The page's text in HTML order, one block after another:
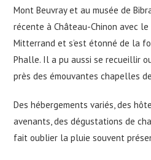
Mont Beuvray et au musée de
récente à Château-Chinon avec le
Mitterrand et s’est étonné de la
Phalle. Il a pu aussi se recueillir
près des émouvantes chapelles
Des hébergements variés, des
avenants, des dégustations de
fait oublier la pluie souvent